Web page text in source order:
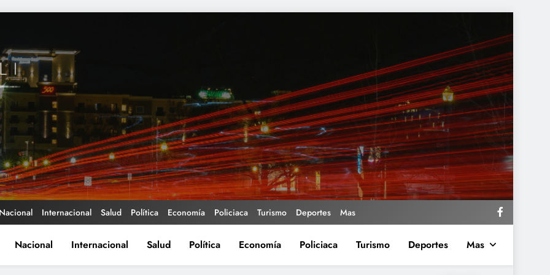
Nacional Internacional Salud Política Economía Policiaca Turismo Deportes Mas
Nacional Internacional Salud Política Economía Policiaca Turismo Deportes Mas